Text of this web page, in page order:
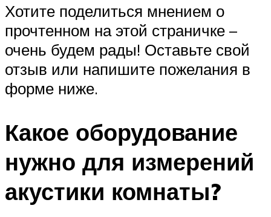
Хотите поделиться мнением о
прочтенном на этой страничке –
очень будем рады! Оставьте свой
отзыв или напишите пожелания в
форме ниже.
Какое оборудование
нужно для измерений
акустики комнаты?